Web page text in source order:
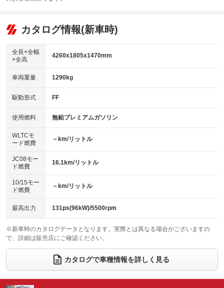
リフトアップ
：装備なし
：装備なし
パワーウィンドウ
アイドリングストップ
：装備あり
USB入力端子
：装備あり
100V電源
：装備なし
センターデフロック
：装備なし
電動格納ミラー
：装備あり
ビジュアル
：装備なし
：装備あり
革シート
キーレス
HID(キセノンライト)
：装備なし
バックカメラ
：装備あり
エアロ
：装備なし
：装備なし
パワーシート
ベンチシート
：装備なし
チップアップシート
：装備なし
：装備なし ：装備なし
ウォークスルー
：装備なし
電動リアゲート フロントカメラ
：装備なし
：装備なし ：装備なし
カタログ情報(新車時)
全長×全幅
×全高
4260x1805x1470mm
車両重量 1290kg
駆動形式 FF
使用燃料 無鉛プレミアムガソリン
WLTCモ
ード燃費
－km/リットル
JC08モー
ド燃費
16.1km/リットル
10/15モー
ド燃費
－km/リットル
最高出力 131ps(96kW)/5500rpm
※新車時のカタログデータとなります。実際とは異なる場合がございますの
で、詳細は販売店にご確認ください。
カタログで車種情報を詳しく見る